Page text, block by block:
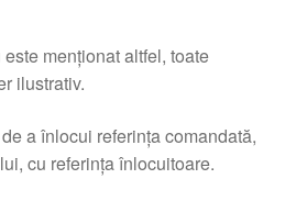
menționat altfel, toate
ilustrativ.
a înlocui referința comandată,
cu referința înlocuitoare.